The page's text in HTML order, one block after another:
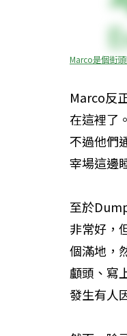
Marco是個街
Marco反
在這裡了
不過他們
宰場這邊
至於
非常好，
個滿地，
顱頭、寫
發生有人